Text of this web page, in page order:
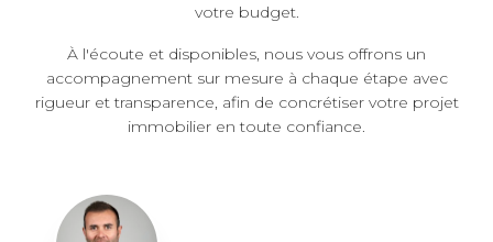
votre budget.
À l'écoute et disponibles, nous vous offrons un
accompagnement sur mesure à chaque étape avec
rigueur et transparence, afin de concrétiser votre projet
immobilier en toute confiance.